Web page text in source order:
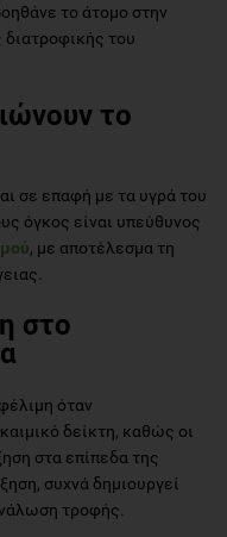
το άτομο στην
του
το
σε επαφή με τα υγρά του
όγκος είναι υπεύθυνος
, με αποτέλεσμα τη
στο
όταν
δείκτη, καθώς οι
στα επίπεδα της
συχνά δημιουργεί
τροφής.